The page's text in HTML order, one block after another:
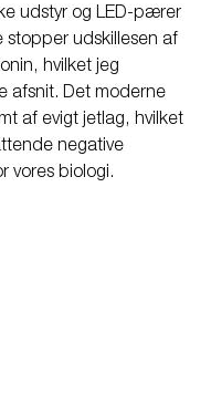
udstyr og LED-pærer
stopper udskillesen af
hvilket jeg
afsnit. Det moderne
af evigt jetlag, hvilket
negative
vores biologi.